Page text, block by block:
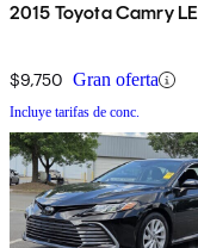
2015 Toyota Camry LE
$9,750 Gran oferta
Incluye tarifas de conc.